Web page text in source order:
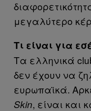
μεγαλύτερο
Τι είναι για
Τα ελληνικά
δεν έχουν να
ευρωπαϊκά.
Skin, είναι και